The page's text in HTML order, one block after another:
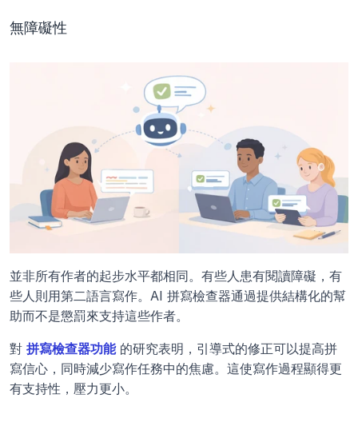
無障礙性
並非所有作者的起步水平都相同。有些人患有閱讀障礙，有
些人則用第二語言寫作。AI 拼寫檢查器通過提供結構化的幫
助而不是懲罰來支持這些作者。
對 拼寫檢查器功能 的研究表明，引導式的修正可以提高拼
寫信心，同時減少寫作任務中的焦慮。這使寫作過程顯得更
有支持性，壓力更小。